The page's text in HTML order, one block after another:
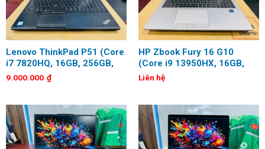
Lenovo ThinkPad P51 (Core
i7 7820HQ, 16GB, 256GB,
Quadro M1200, 15.6 inch,
9.000.000 ₫
HP Zbook Fury 16 G10
(Core i9 13950HX, 16GB,
512GB, RTX 3500 ADA
Liên hệ